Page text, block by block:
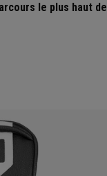
le plus haut de